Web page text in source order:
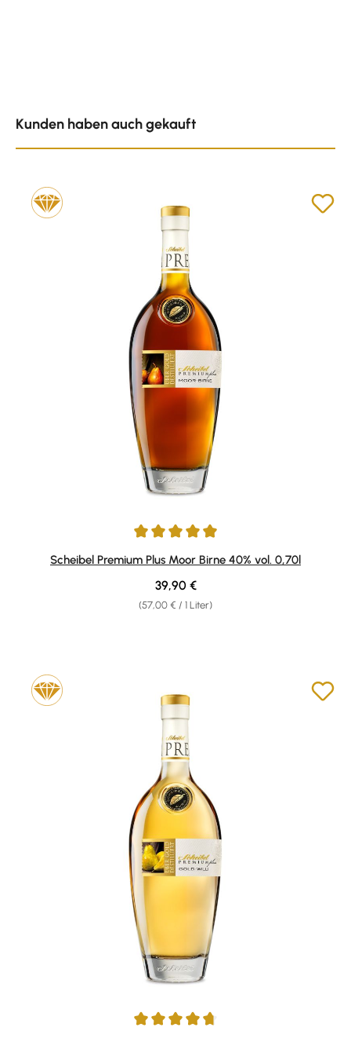
Kunden haben auch gekauft
Durchschnittliche Bewertung von 4.93 von 5 Sternen
Scheibel Premium Plus Moor Birne 40% vol. 0,70l
(57,00 € / 1 Liter)
Regulärer Preis:
39,90 €